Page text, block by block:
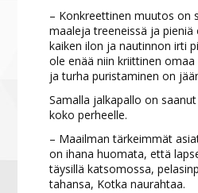
– Konkreettinen muutos on
maaleja treeneissä ja pieniä
kaiken ilon ja nautinnon irti
ole enää niin kriittinen
ja turha puristaminen on
Samalla jalkapallo on
koko perheelle.
– Maailman tärkeimmät
on ihana huomata, että
täysillä katsomossa,
tahansa, Kotka naurahtaa.